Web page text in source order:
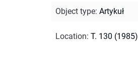
Object type: Artykuł
Location: T. 130 (1985)